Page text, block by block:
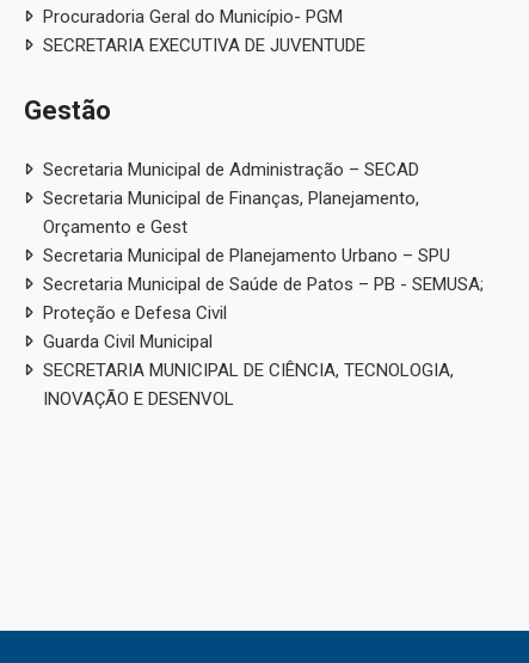
Procuradoria Geral do Município- PGM
SECRETARIA EXECUTIVA DE JUVENTUDE
Gestão
Secretaria Municipal de Administração – SECAD
Secretaria Municipal de Finanças, Planejamento,
Orçamento e Gest
Secretaria Municipal de Planejamento Urbano – SPU
Secretaria Municipal de Saúde de Patos – PB - SEMUSA;
Proteção e Defesa Civil
Guarda Civil Municipal
SECRETARIA MUNICIPAL DE CIÊNCIA, TECNOLOGIA,
INOVAÇÃO E DESENVOL